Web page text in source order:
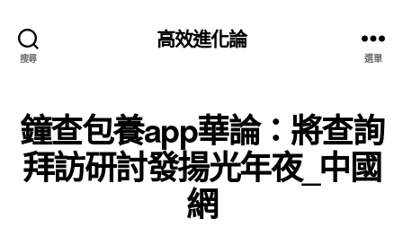
搜尋
高效進化論
選單
鐘查包養app華論：將查詢
拜訪研討發揚光年夜_中國
網